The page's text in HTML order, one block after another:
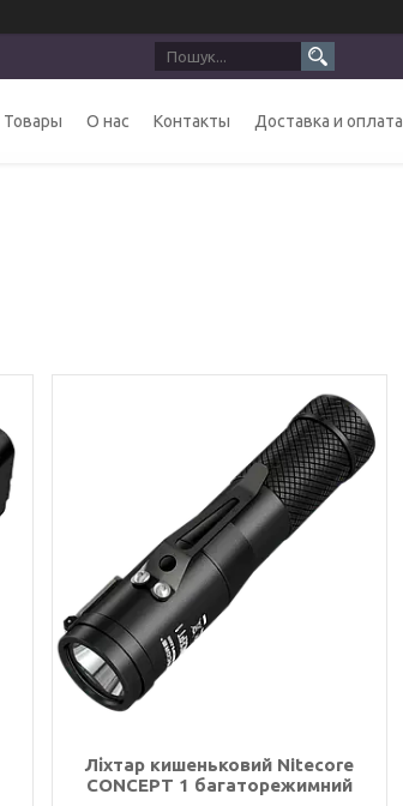
Товары О нас Контакты Доставка и оплата
Ліхтар кишеньковий Nitecore
CONCEPT 1 багаторежимний